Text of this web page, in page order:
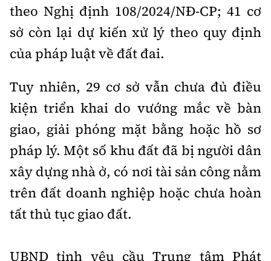
theo Nghị định 108/2024/NĐ-CP; 41 cơ
sở còn lại dự kiến xử lý theo quy định
của pháp luật về đất đai.
Tuy nhiên, 29 cơ sở vẫn chưa đủ điều
kiện triển khai do vướng mắc về bàn
giao, giải phóng mặt bằng hoặc hồ sơ
pháp lý. Một số khu đất đã bị người dân
xây dựng nhà ở, có nơi tài sản công nằm
trên đất doanh nghiệp hoặc chưa hoàn
tất thủ tục giao đất.
UBND tỉnh yêu cầu Trung tâm Phát